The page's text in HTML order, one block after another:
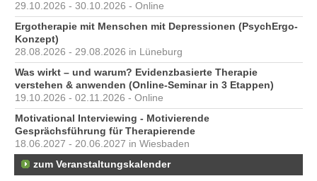
29.10.2026 - 30.10.2026 - Online
Ergotherapie mit Menschen mit Depressionen (PsychErgo-
Konzept)
28.08.2026 - 29.08.2026 in Lüneburg
Was wirkt – und warum? Evidenzbasierte Therapie
verstehen & anwenden (Online-Seminar in 3 Etappen)
19.10.2026 - 02.11.2026 - Online
Motivational Interviewing - Motivierende
Gesprächsführung für Therapierende
18.06.2027 - 20.06.2027 in Wiesbaden
zum Veranstaltungskalender